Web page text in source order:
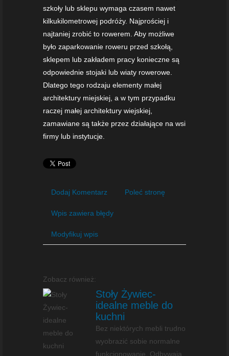
szkoły lub sklepu wymaga czasem nawet
kilkukilometrowej podróży. Najprościej i
najtaniej zrobić to rowerem. Aby możliwe
było zaparkowanie roweru przed szkołą,
sklepem lub zakładem pracy konieczne są
odpowiednie stojaki lub wiaty rowerowe.
Dlatego tego rodzaju elementy małej
architektury miejskiej, a w tym przypadku
raczej małej architektury wiejskiej,
zamawiane są także przez działające na wsi
firmy lub instytucje.
Dodaj Komentarz Poleć stronę
Wpis zawiera błędy
Modyfikuj wpis
Zobacz również:
Stoły Żywiec-
idealne meble do
kuchni
Bez niektórych mebli trudno
wyobrazić sobie normalne
funkcjonowanie. Odbywają